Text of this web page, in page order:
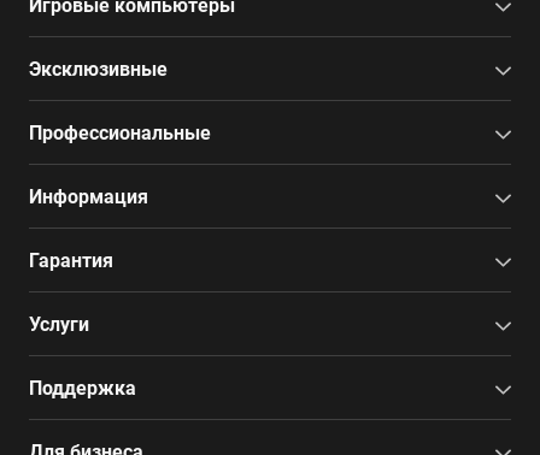
Эксклюзивные
Профессиональные
Информация
Гарантия
Услуги
Поддержка